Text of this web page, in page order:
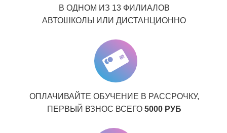
В ОДНОМ ИЗ 13 ФИЛИАЛОВ
АВТОШКОЛЫ ИЛИ ДИСТАНЦИОННО
ОПЛАЧИВАЙТЕ ОБУЧЕНИЕ В РАССРОЧКУ,
ПЕРВЫЙ ВЗНОС ВСЕГО 5000 РУБ